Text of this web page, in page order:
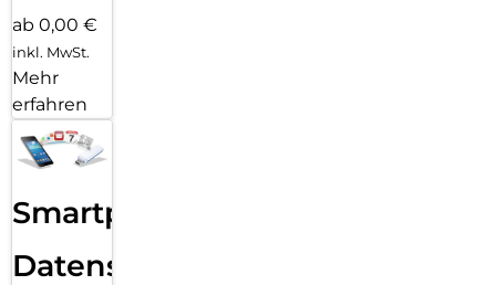
ab 0,00 €
inkl. MwSt.
Mehr
erfahren
Smartphone
Datensicherung